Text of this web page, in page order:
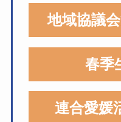
地域協議
春季
連合愛媛